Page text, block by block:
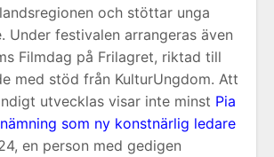
och stöttar unga
Under festivalen arrangeras även
Filmdag på Frilagret, riktad till
med stöd från KulturUngdom. Att
utvecklas visar inte minst Pia
som ny konstnärlig ledare
en person med gedigen